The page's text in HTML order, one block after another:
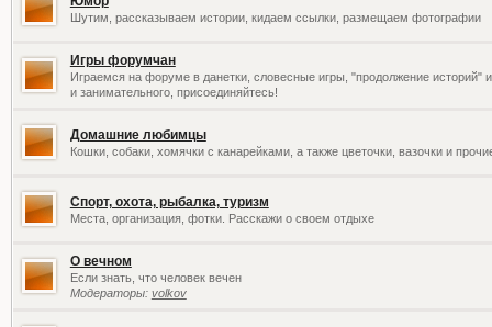
Шутим, рассказываем истории, кидаем ссылки, размещаем фотографии
Игры форумчан
Играемся на форуме в данетки, словесные игры, "продолжение историй"
и занимательного, присоединяйтесь!
Домашние любимцы
Кошки, собаки, хомячки с канарейками, а также цветочки, вазочки и
Спорт, охота, рыбалка, туризм
Места, организация, фотки. Расскажи о своем отдыхе
О вечном
Если знать, что человек вечен
Модераторы: volkov